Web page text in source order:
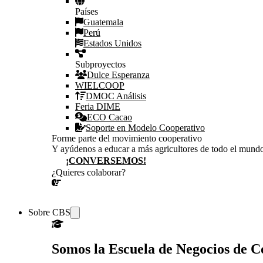
Países
Guatemala
Perú
Estados Unidos
Subproyectos
Dulce Esperanza
WIELCOOP
DMOC Análisis
Feria DIME
ECO Cacao
Soporte en Modelo Cooperativo
Forme parte del movimiento cooperativo
Y ayúdenos a educar a más agricultores de todo el
¡CONVERSEMOS!
¿Quieres colaborar?
Sobre CBS
Somos la Escuela de Negocios de